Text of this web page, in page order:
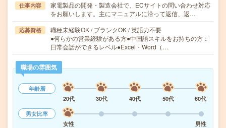
仕事内容
家電製品の開発・製造会社で、ECサイトの問い合わせ対応
をお願いします。主にマニュアルに沿って返信、返…
応募資格
職種未経験OK / ブランクOK / 英語力不要
●何らかの営業経験がある方●中国語スキルをお持ちの方：
日常会話ができるレベル●Excel・Word（…
職場の雰囲気
年齢層
20代
30代 40代 50代
60代
男女比率
女性
男性